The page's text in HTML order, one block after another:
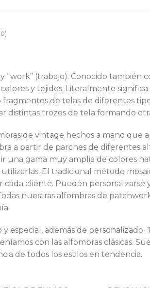
(trabajo). Conocido también
y tejidos. Literalmente
de telas de diferentes
distintas trozos de tela formando
de vintage hechos a mano
a partir de parches de diferentes
una gama muy amplia de colores
El tradicional método
cada cliente. Pueden
nuestras alfombras de
especial, además de
con las alfombras clásicas.
de todos los estilos en tendencia.